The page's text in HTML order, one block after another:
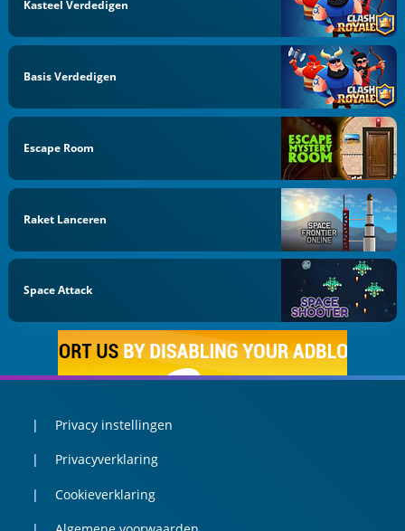
Kasteel Verdedigen
Basis Verdedigen
Escape Room
Raket Lanceren
Space Attack
Privacy instellingen
Privacyverklaring
Cookieverklaring